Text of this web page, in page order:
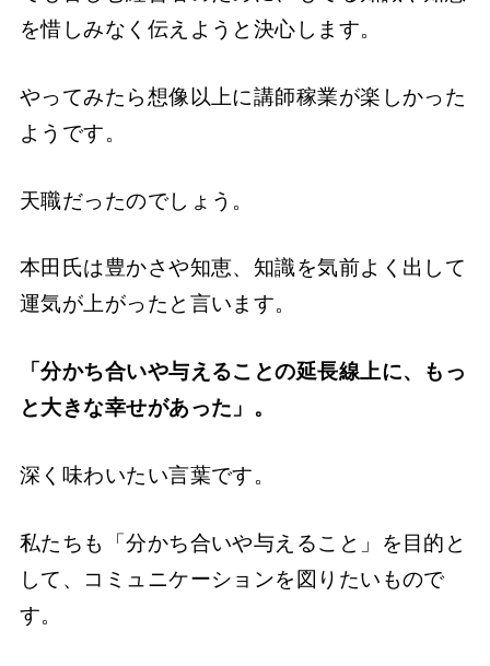
を惜しみなく伝えようと決心します。
やってみたら想像以上に講師稼業が楽しかった
ようです。
天職だったのでしょう。
本田氏は豊かさや知恵、知識を気前よく出して
運気が上がったと言います。
「分かち合いや与えることの延長線上に、もっ
と大きな幸せがあった」。
深く味わいたい言葉です。
私たちも「分かち合いや与えること」を目的と
して、コミュニケーションを図りたいもので
す。